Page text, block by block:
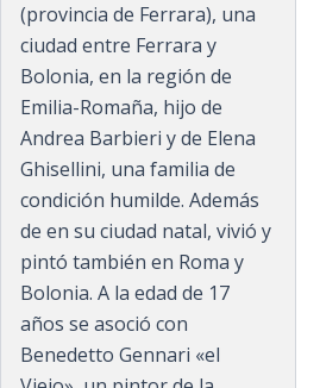
(provincia de Ferrara), una
ciudad entre Ferrara y
Bolonia, en la región de
Emilia-Romaña, hijo de
Andrea Barbieri y de Elena
Ghisellini, una familia de
condición humilde. Además
de en su ciudad natal, vivió y
pintó también en Roma y
Bolonia. A la edad de 17
años se asoció con
Benedetto Gennari «el